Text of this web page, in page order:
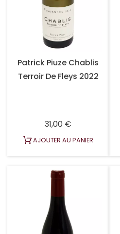
Patrick Piuze Chablis
Terroir De Fleys 2022
31,00 €
AJOUTER AU PANIER